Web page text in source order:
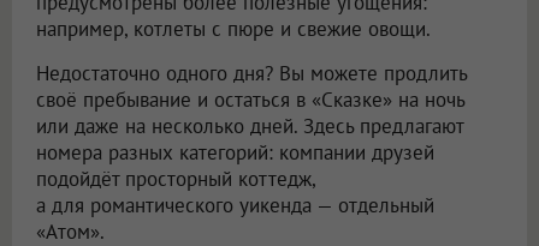
например, котлеты с пюре и свежие овощи.
Недостаточно одного дня? Вы можете продлить
своё пребывание и остаться в «Сказке» на ночь
или даже на несколько дней. Здесь предлагают
номера разных категорий: компании друзей
подойдёт просторный коттедж,
а для романтического уикенда — отдельный
«Атом».